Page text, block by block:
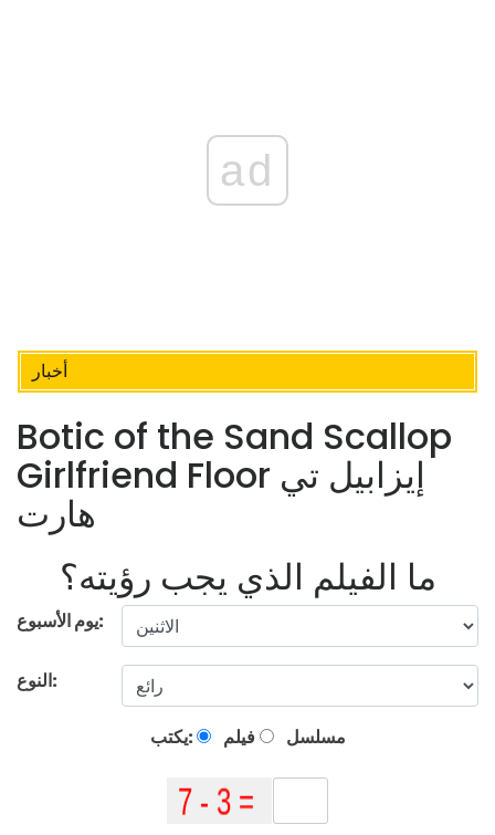
ad
أخبار
Botic of the Sand Scallop
Girlfriend Floor إيزابيل تي
هارت
ما الفيلم الذي يجب رؤيته؟
يوم الأسبوع:
النوع:
يكتب: فيلم مسلسل